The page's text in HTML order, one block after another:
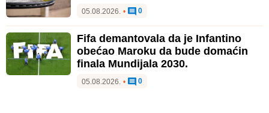
05.08.2026. • 0
Fifa demantovala da je Infantino
obećao Maroku da bude domaćin
finala Mundijala 2030.
05.08.2026. • 0